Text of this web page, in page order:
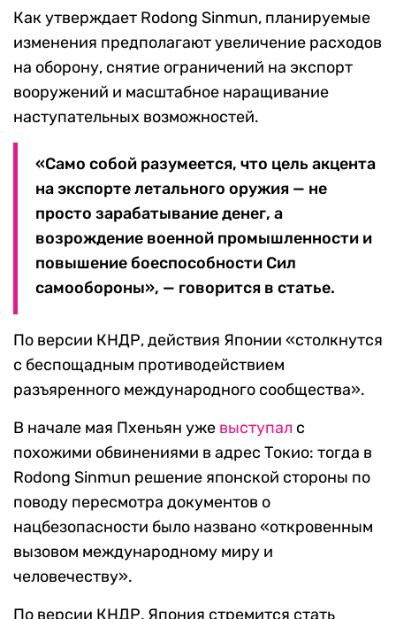
Как утверждает Rodong Sinmun, планируемые
изменения предполагают увеличение расходов
на оборону, снятие ограничений на экспорт
вооружений и масштабное наращивание
наступательных возможностей.
«Само собой разумеется, что цель акцента
на экспорте летального оружия — не
просто зарабатывание денег, а
возрождение военной промышленности и
повышение боеспособности Сил
самообороны», — говорится в статье.
По версии КНДР, действия Японии «столкнутся
с беспощадным противодействием
разъяренного международного сообщества».
В начале мая Пхеньян уже выступал с
похожими обвинениями в адрес Токио: тогда в
Rodong Sinmun решение японской стороны по
поводу пересмотра документов о
нацбезопасности было названо «откровенным
вызовом международному миру и
человечеству».
По версии КНДР, Япония стремится стать